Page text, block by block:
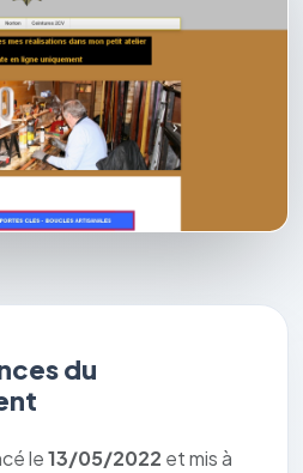
du
le13/05/2022 et mis à